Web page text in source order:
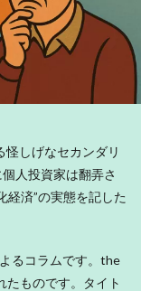
しげなセカンダリ
人投資家は翻弄さ
経済”の実態を記した
るコラムです。the
たものです。タイト